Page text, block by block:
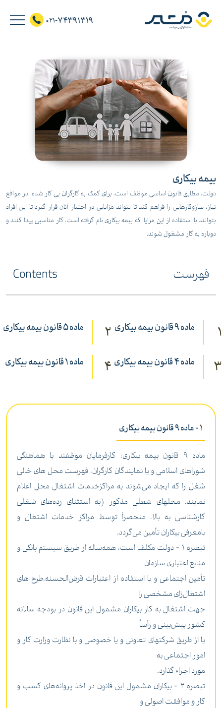
021-74391319
بیمه بیکاری
دولت، مطابق قانون اساسی موظف است، برای کمک به کارگران بی کار شده، در مواقع
نیاز، سازوکارهایی را فراهم کند تا بتواند مزایایی در اختیار آنان قرار گیرد تا این افراد
بتوانند با استفاده از این مزایا؛ که بیمه بیکاری نام گرفته است، کار مناسبی پیدا کنند و
دوباره به کار مشغول شوند.
فهرست Contents
1 ماده 9 قانون بیمه بیکاری 2 ماده 5 قانون بیمه بیکاری
3 ماده 4 قانون بیمه بیکاری 4 ماده 1 قانون بیمه بیکاری
1- ماده 9 قانون بیمه بیکاری
ماده 9 قانون بیمه بیکاری: کارفرمایان موظفند با هماهنگی
شوراهای اسلامی و یا نمایندگان کارگران، فهرست محل های خالی
شغل را که ایجاد می‌شوند به مراکز‌خدمات اشتغال محل اعلام
نمایند.‌ محلهای شغلی مذکور (به استثنای رده‌های شغلی
کارشناسی به بالا، منحصراً توسط مراکز خدمات اشتغال و
با‌معرفی بیکاران تأمین می‌گردد.
‌تبصره 1 - دولت مکلف است، همه‌ساله از طریق سیستم بانکی و
منابع اعتباری سازمان
تأمین اجتماعی و با استفاده از اعتبارات قرض‌الحسنه،‌طرح های
اشتغال‌زای مشخصی را
جهت اشتغال به کار بیکاران مشمول این قانون در بودجه سالانه
کشور پیش‌بینی و رأساً
یا از طریق شرکتهای تعاونی و ‌یا خصوصی و با نظارت وزارت کار و
امور اجتماعی به
مورد اجراء گذارد.
‌تبصره 2 - بیکاران مشمول این قانون در اخذ پروانه‌های کسب و
کار و موافقت اصولی و